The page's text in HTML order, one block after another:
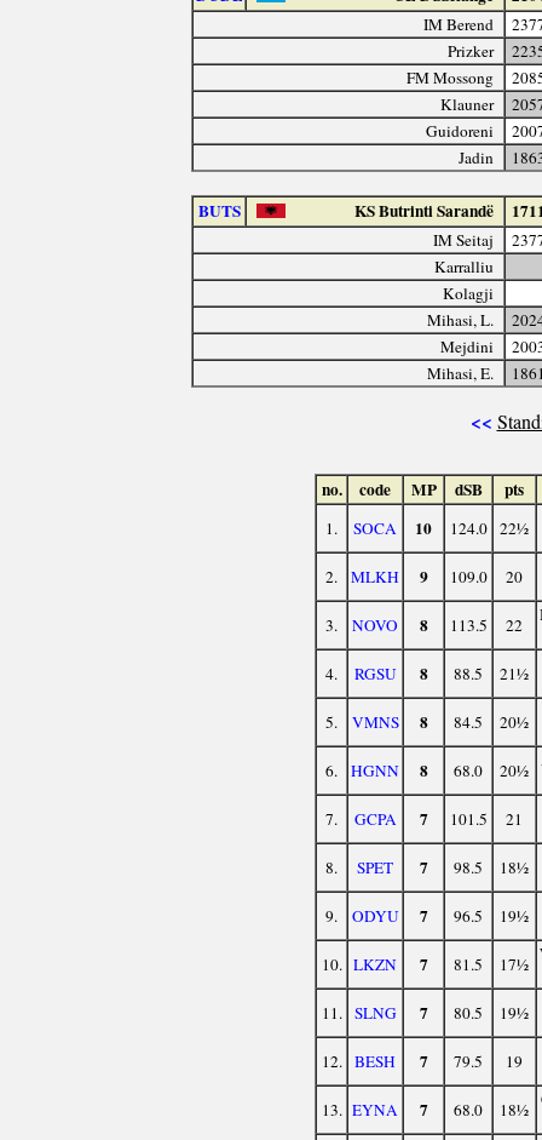
IM Berend
Prizker
FM Mossong
Klauner
Guidoreni
Jadin
BUTS KS Butrinti Sarandë
IM Seitaj
Karralliu
Kolagji
Mihasi, L.
Mejdini
Mihasi, E.
<<
no. code MP dSB pts
1. SOCA 10 124.0 22½
2. MLKH 9 109.0 20
3. NOVO 8 113.5 22
4. RGSU 8 88.5 21½
5. VMNS 8 84.5 20½
6. HGNN 8 68.0 20½
7. GCPA 7 101.5 21
8. SPET 7 98.5 18½
9. ODYU 7 96.5 19½
10. LKZN 7 81.5 17½
11. SLNG 7 80.5 19½
12. BESH 7 79.5 19
13. EYNA 7 68.0 18½